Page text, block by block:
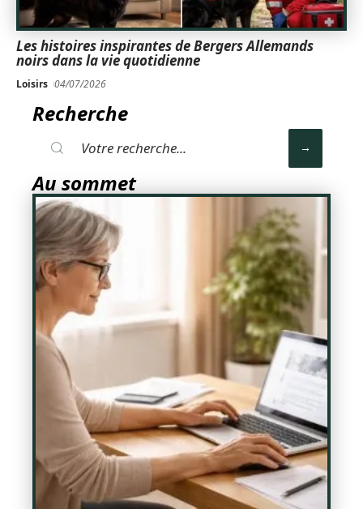
Les histoires inspirantes de Bergers Allemands
noirs dans la vie quotidienne
Loisirs 04/07/2026
Recherche
Au sommet